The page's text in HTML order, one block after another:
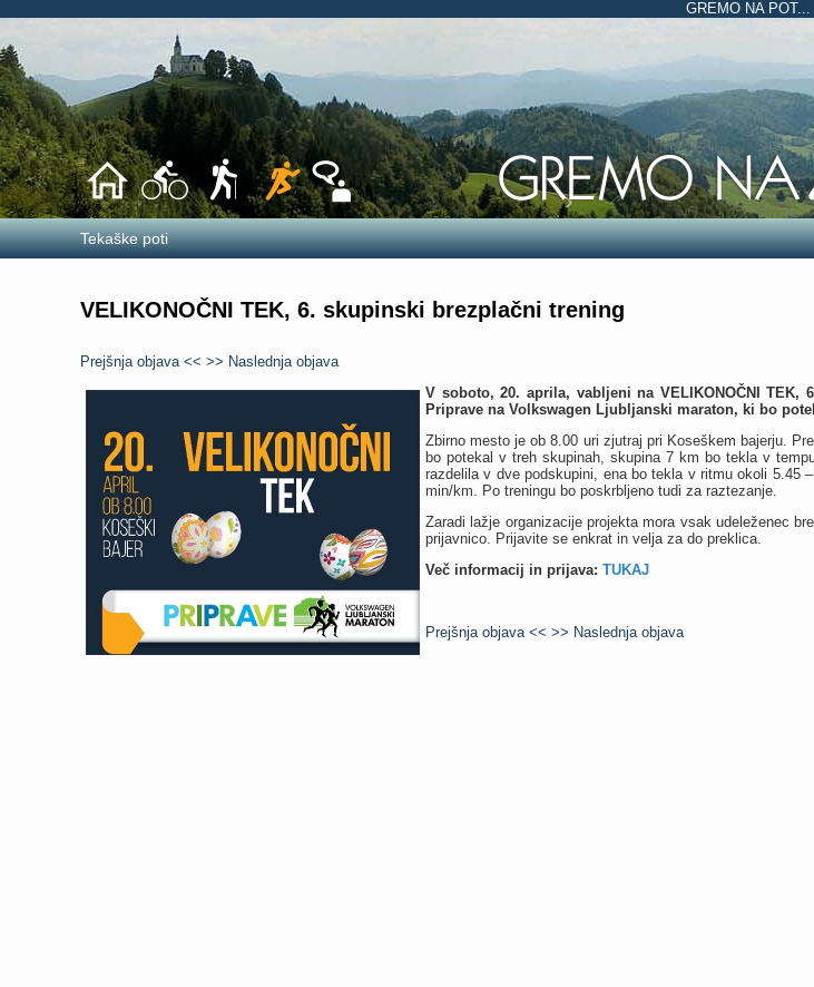
GREMO NA POT...
Tekaške poti
VELIKONOČNI TEK, 6. skupinski brezplačni trening
Prejšnja objava << >> Naslednja objava
V soboto, 20. aprila, vabljeni na VELIKONOČNI
Priprave na Volkswagen Ljubljanski maraton, ki bo
Zbirno mesto je ob 8.00 uri zjutraj pri Koseškem bajerju.
bo potekal v treh skupinah, skupina 7 km bo tekla v
razdelila v dve podskupini, ena bo tekla v ritmu okoli 5.45
min/km. Po treningu bo poskrbljeno tudi za raztezanje.
Zaradi lažje organizacije projekta mora vsak udeleženec
prijavnico. Prijavite se enkrat in velja za do preklica.
Več informacij in prijava: TUKAJ
Prejšnja objava << >> Naslednja objava